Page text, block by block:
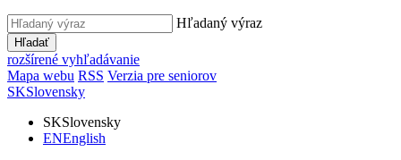
Hľadaný výraz
Hľadať
rozšírené vyhľadávanie
Mapa webu RSS Verzia pre seniorov
SKSlovensky
SKSlovensky
ENEnglish